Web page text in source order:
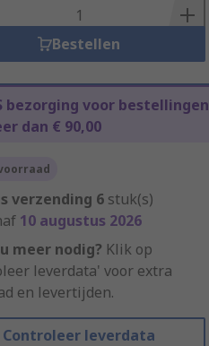
Bestellen
bezorging voor bestellingen
dan € 90,00
verzending 6 stuk(s)
10 augustus 2026
meer nodig? Klik op
leverdata' voor extra
en levertijden.
Controleer leverdata